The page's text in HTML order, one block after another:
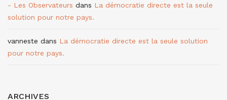
- Les Observateurs dans La démocratie directe est la seule
solution pour notre pays.
vanneste dans La démocratie directe est la seule solution
pour notre pays.
ARCHIVES